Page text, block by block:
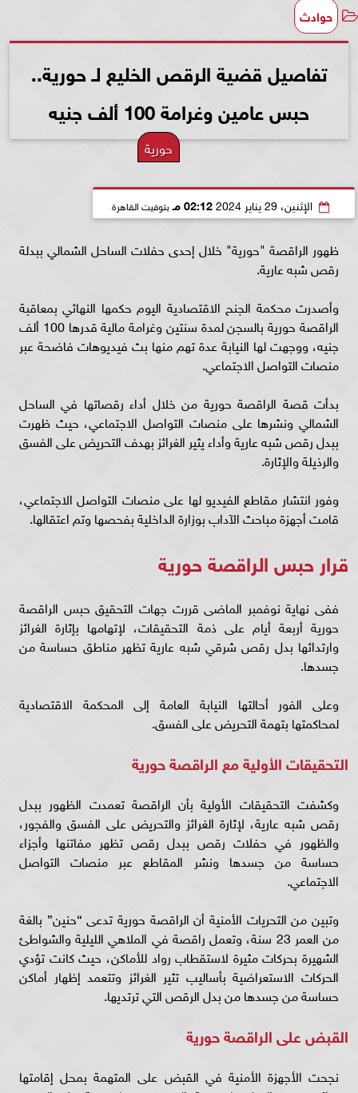
حوادث
تفاصيل قضية الرقص الخليع لـ حورية..
حبس عامين وغرامة 100 ألف جنيه
حورية
الإثنين، 29 يناير 2024 02:12 مـ بتوقيت القاهرة
ظهور الراقصة "حورية" خلال إحدى حفلات الساحل الشمالي ببدلة
رقص شبه عارية.
وأصدرت محكمة الجنح الاقتصادية اليوم حكمها النهائي بمعاقبة
الراقصة حورية بالسجن لمدة سنتين وغرامة مالية قدرها 100 ألف
جنيه، ووجهت لها النيابة عدة تهم منها بث فيديوهات فاضحة عبر
منصات التواصل الاجتماعي.
بدأت قصة الراقصة حورية من خلال أداء رقصاتها في الساحل
الشمالي ونشرها على منصات التواصل الاجتماعي، حيث ظهرت
ببدل رقص شبه عارية وأداء يثير الغرائز بهدف التحريض على الفسق
والرذيلة والإثارة.
وفور انتشار مقاطع الفيديو لها على منصات التواصل الاجتماعي،
قامت أجهزة مباحث الآداب بوزارة الداخلية بفحصها وتم اعتقالها.
قرار حبس الراقصة حورية
ففى نهاية نوفمبر الماضى قررت جهات التحقيق حبس الراقصة
حورية أربعة أيام على ذمة التحقيقات، لإتهامها بإثارة الغرائز
وارتدائها بدل رقص شرقي شبه عارية تظهر مناطق حساسة من
جسدها.
وعلى الفور أحالتها النيابة العامة إلى المحكمة الاقتصادية
لمحاكمتها بتهمة التحريض على الفسق.
التحقيقات الأولية مع الراقصة حورية
وكشفت التحقيقات الأولية بأن الراقصة تعمدت الظهور ببدل
رقص شبه عارية، لإثارة الغرائز والتحريض على الفسق والفجور،
والظهور في حفلات رقص ببدل رقص تظهر مفاتنها وأجزاء
حساسة من جسدها ونشر المقاطع عبر منصات التواصل
الاجتماعي.
وتبين من التحريات الأمنية أن الراقصة حورية تدعى “حنين” بالغة
من العمر 23 سنة، وتعمل راقصة في الملاهي الليلية والشواطئ
الشهيرة بحركات مثيرة لاستقطاب رواد للأماكن، حيث كانت تؤدي
الحركات الاستعراضية بأساليب تثير الغرائز وتتعمد إظهار أماكن
حساسة من جسدها من بدل الرقص التي ترتديها.
القبض على الراقصة حورية
نجحت الأجهزة الأمنية في القبض على المتهمة بمحل إقامتها